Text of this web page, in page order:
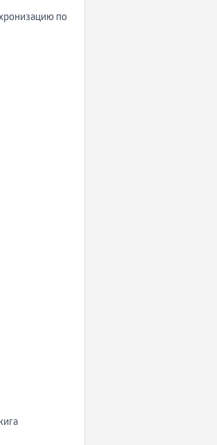
по